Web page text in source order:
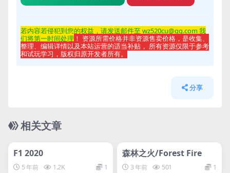
若内容若侵犯到您的权益，请发送邮件至 wz520cu@qq.com 我
们将第一时间处理 ！ 资源所需价格并非资源售卖价格，是收集、
整理、编辑详情以及本站运营的适当补贴， 所有资源仅限于参考
和试玩学习，版权归原开发者所有。
分享
相关文章
F1 2020
5 年前 1.2K 1
网盘下载游戏
森林之火/Forest Fire
3 年前 501 1